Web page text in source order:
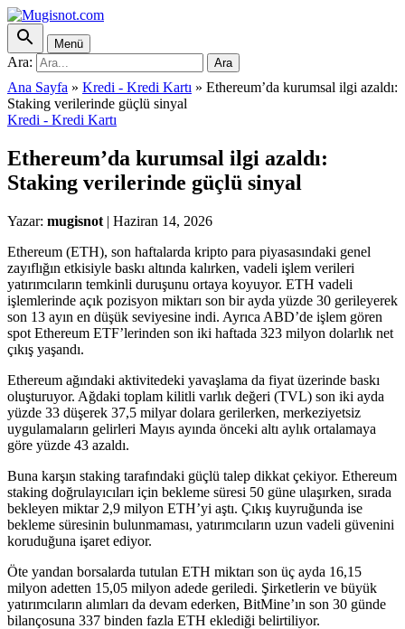
Menü
Ara: Ara
Ana Sayfa » Kredi - Kredi Kartı » Ethereum’da kurumsal ilgi azaldı:
Staking verilerinde güçlü sinyal
Kredi - Kredi Kartı
Ethereum’da kurumsal ilgi azaldı:
Staking verilerinde güçlü sinyal
Yazar: mugisnot | Haziran 14, 2026
Ethereum (ETH), son haftalarda kripto para piyasasındaki genel
zayıflığın etkisiyle baskı altında kalırken, vadeli işlem verileri
yatırımcıların temkinli duruşunu ortaya koyuyor. ETH vadeli
işlemlerinde açık pozisyon miktarı son bir ayda yüzde 30 gerileyerek
son 13 ayın en düşük seviyesine indi. Ayrıca ABD’de işlem gören
spot Ethereum ETF’lerinden son iki haftada 323 milyon dolarlık net
çıkış yaşandı.
Ethereum ağındaki aktivitedeki yavaşlama da fiyat üzerinde baskı
oluşturuyor. Ağdaki toplam kilitli varlık değeri (TVL) son iki ayda
yüzde 33 düşerek 37,5 milyar dolara gerilerken, merkeziyetsiz
uygulamaların gelirleri Mayıs ayında önceki altı aylık ortalamaya
göre yüzde 43 azaldı.
Buna karşın staking tarafındaki güçlü talep dikkat çekiyor. Ethereum
staking doğrulayıcıları için bekleme süresi 50 güne ulaşırken, sırada
bekleyen miktar 2,9 milyon ETH’yi aştı. Çıkış kuyruğunda ise
bekleme süresinin bulunmaması, yatırımcıların uzun vadeli güvenini
koruduğuna işaret ediyor.
Öte yandan borsalarda tutulan ETH miktarı son üç ayda 16,15
milyon adetten 15,05 milyon adede geriledi. Şirketlerin ve büyük
yatırımcıların alımları da devam ederken, BitMine’ın son 30 günde
bilançosuna 337 binden fazla ETH eklediği belirtiliyor.